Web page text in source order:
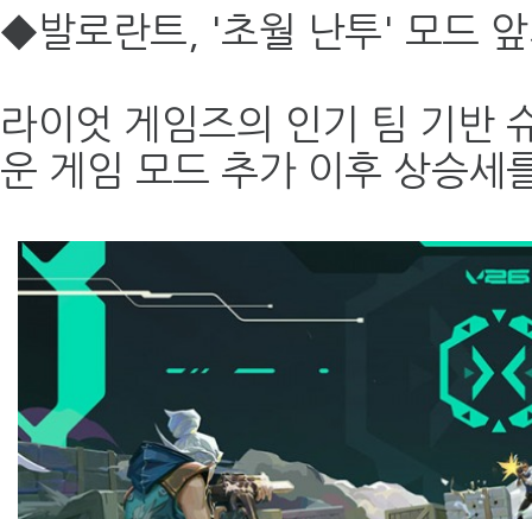
◆발로란트, '초월 난투' 모드
라이엇 게임즈의 인기 팀 기반
운 게임 모드 추가 이후 상승세